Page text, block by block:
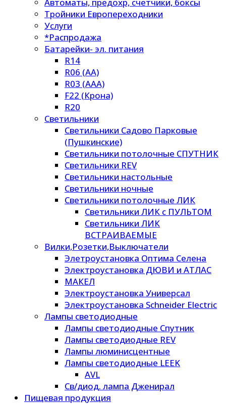
Тройники Европереходники
Услуги
*Распродажа
Батарейки- эл. питания
R14
R06 (AA)
R03 (AAA)
F22 (Крона)
R20
Светильники
Светильники Садово Парковые
(Пушкинские)
Светильники потолочные СПУТНИК
Светильники REV
Светильники настольные
Светильники ночные
Светильники потолочные ЛИК
Светильники ЛИК с ПУЛЬТОМ
Светильники ЛИК
ВСТРАИВАЕМЫЕ
Вилки,Розетки,Выключатели
Элетроустановка Оптима Селена
Электроустановка ДЮВИ и АТЛАС
МАКЕЛ
Электроустановка Универсал
Электроустановка Schneider Electric
Лампы светодиодные
Лампы светодиодные Спутник
Лампы светодиодные REV
Лампы люминисцентные
Лампы светодиодные LEEK
AVL
Св/диод. лампа Дженирал
Пищевая продукция